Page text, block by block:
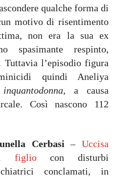
qualche forma di
motivo di risentimento
non era la sua ex
spasimante respinto,
Tuttavia l’episodio figura
quindi Aneliya
inquantodonna, a causa
Così nascono 112
Cerbasi –Uccisa
figliocon disturbi
conclamati, in